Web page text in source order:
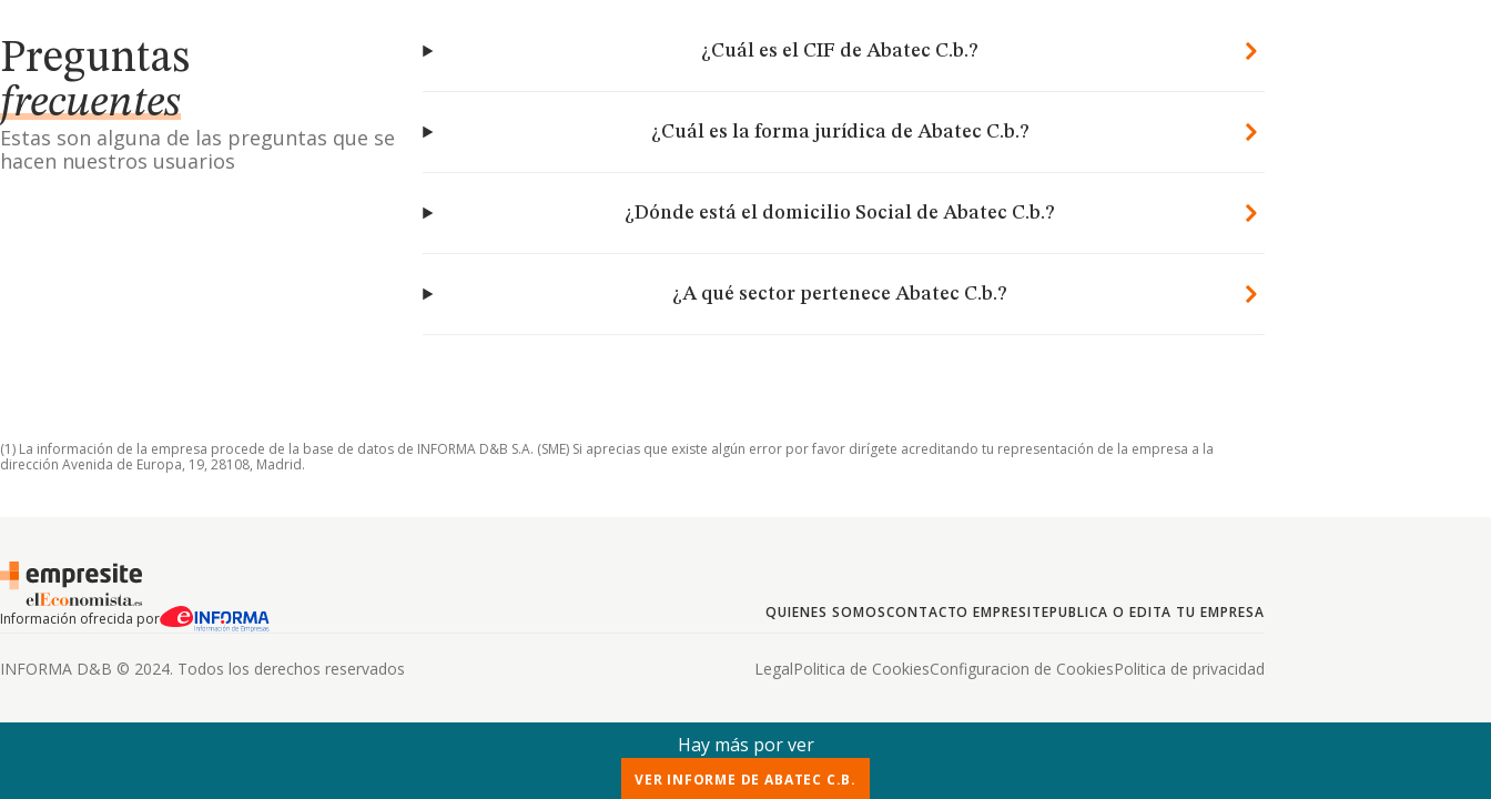
Preguntas
frecuentes
Estas son alguna de las preguntas que se
hacen nuestros usuarios
¿Cuál es el CIF de Abatec C.b.?
¿Cuál es la forma jurídica de Abatec C.b.?
¿Dónde está el domicilio Social de Abatec C.b.?
¿A qué sector pertenece Abatec C.b.?
(1) La información de la empresa procede de la base de datos de INFORMA D&B S.A. (SME) Si aprecias que existe algún error por favor dirígete acreditando tu representación de la empresa a la
dirección Avenida de Europa, 19, 28108, Madrid.
Información ofrecida por QUIENES SOMOSCONTACTO EMPRESITEPUBLICA O EDITA TU EMPRESA
INFORMA D&B © 2024. Todos los derechos reservados LegalPolitica de CookiesConfiguracion de CookiesPolitica de privacidad
Hay más por ver
VER INFORME DE ABATEC C.B.